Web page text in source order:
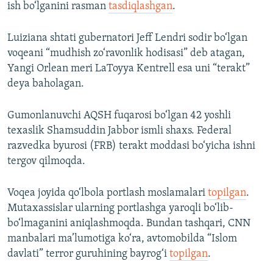
ish bo‘lganini rasman tasdiqlashgan.
Luiziana shtati gubernatori Jeff Lendri sodir bo‘lgan
voqeani “mudhish zo‘ravonlik hodisasi” deb atagan,
Yangi Orlean meri LaToyya Kentrell esa uni “terakt”
deya baholagan.
Gumonlanuvchi AQSH fuqarosi bo‘lgan 42 yoshli
texaslik Shamsuddin Jabbor ismli shaxs. Federal
razvedka byurosi (FRB) terakt moddasi bo‘yicha ishni
tergov qilmoqda.
Voqea joyida qo‘lbola portlash moslamalari topilgan.
Mutaxassislar ularning portlashga yaroqli bo‘lib-
bo‘lmaganini aniqlashmoqda. Bundan tashqari, CNN
manbalari ma’lumotiga ko‘ra, avtomobilda “Islom
davlati” terror guruhining bayrog‘i topilgan.